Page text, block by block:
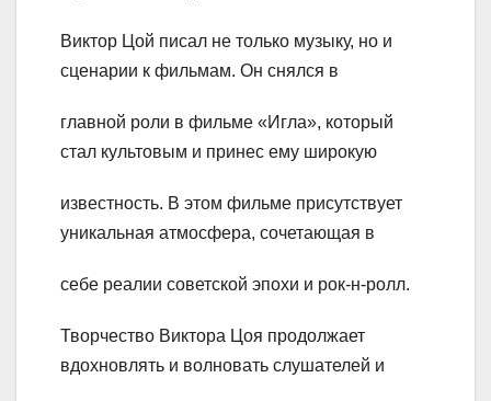
Виктор Цой писал не только музыку, но и
сценарии к фильмам. Он снялся в
главной роли в фильме «Игла», который
стал культовым и принес ему широкую
известность. В этом фильме присутствует
уникальная атмосфера, сочетающая в
себе реалии советской эпохи и рок-н-ролл.
Творчество Виктора Цоя продолжает
вдохновлять и волновать слушателей и